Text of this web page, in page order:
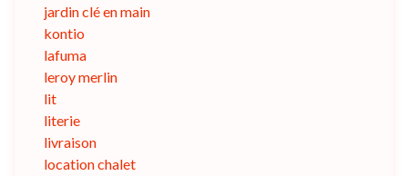
jardin clé en main
kontio
lafuma
leroy merlin
lit
literie
livraison
location chalet